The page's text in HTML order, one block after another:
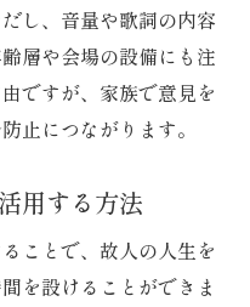
し、音量や歌詞の内容
層や会場の設備にも注
ですが、家族で意見を
止につながります。
用する方法
ことで、故人の人生を
を設けることができま